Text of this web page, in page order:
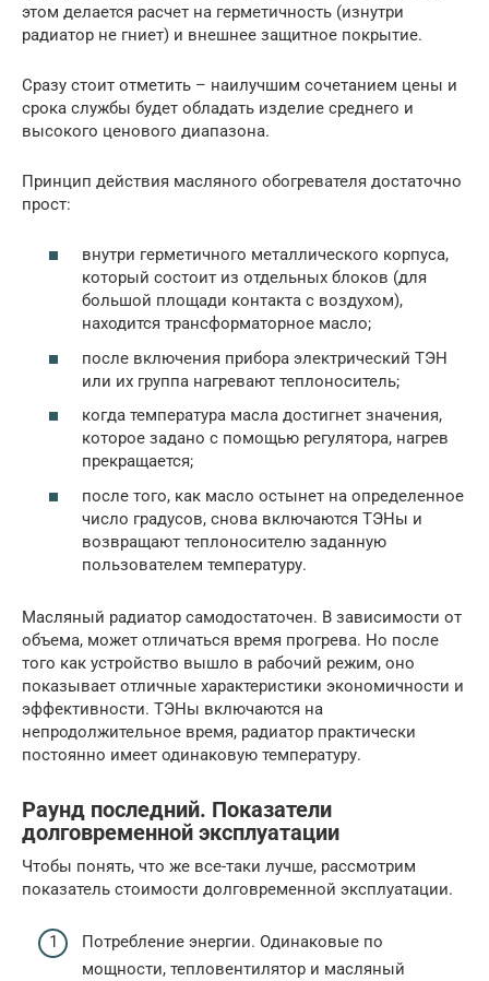
этом делается расчет на герметичность (изнутри
радиатор не гниет) и внешнее защитное покрытие.
Сразу стоит отметить – наилучшим сочетанием цены и
срока службы будет обладать изделие среднего и
высокого ценового диапазона.
Принцип действия масляного обогревателя достаточно
прост:
внутри герметичного металлического корпуса,
который состоит из отдельных блоков (для
большой площади контакта с воздухом),
находится трансформаторное масло;
после включения прибора электрический ТЭН
или их группа нагревают теплоноситель;
когда температура масла достигнет значения,
которое задано с помощью регулятора, нагрев
прекращается;
после того, как масло остынет на определенное
число градусов, снова включаются ТЭНы и
возвращают теплоносителю заданную
пользователем температуру.
Масляный радиатор самодостаточен. В зависимости от
объема, может отличаться время прогрева. Но после
того как устройство вышло в рабочий режим, оно
показывает отличные характеристики экономичности и
эффективности. ТЭНы включаются на
непродолжительное время, радиатор практически
постоянно имеет одинаковую температуру.
Раунд последний. Показатели
долговременной эксплуатации
Чтобы понять, что же все-таки лучше, рассмотрим
показатель стоимости долговременной эксплуатации.
Потребление энергии. Одинаковые по
мощности, тепловентилятор и масляный